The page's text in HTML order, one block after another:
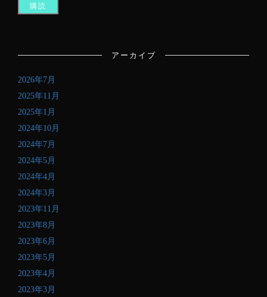
い
レ
ス
を
入
し
て
だ
さ
い
アーカイブ
2026年7月
2025年11月
2025年1月
2024年10月
2024年7月
2024年5月
2024年4月
2024年3月
2023年11月
2023年8月
2023年6月
2023年5月
2023年4月
2023年3月